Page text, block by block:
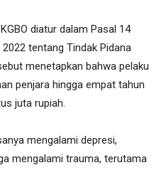
diatur dalam Pasal 14
tentang Tindak Pidana
menetapkan bahwa pelaku
penjara hingga empat tahun
juta rupiah.
mengalami depresi,
mengalami trauma, terutama